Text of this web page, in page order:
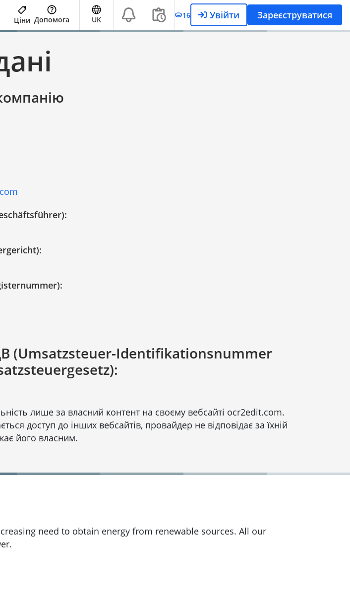
Ціни Допомога UK 16 Увійти Зареєструватися
(Umsatzsteuer-Identifikationsnummer
лише за власний контент на своєму вебсайті ocr2edit.com.
доступ до інших вебсайтів, провайдер не відповідає за їхній
його власним.
need to obtain energy from renewable sources. All our